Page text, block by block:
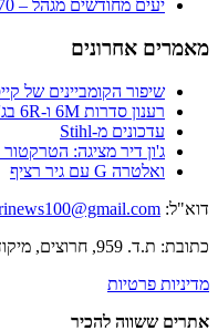
יעים מחודשים מגהל – V270 ו-V330
מאמרים אחרונים
שיפור הקומביינים של
רענון סדרות 6M ו-6R בג'ון דיר
עדכונים מ-Stihl
ג'ון דיר מציגה: הטרקטור
ואלטרה G עם גיר רציף
דוא"ל:
כתובת: ת.ד. 959, חרוצים, מיקוד 60917
מדיניות פרטיות
אתרים ששווה להכיר